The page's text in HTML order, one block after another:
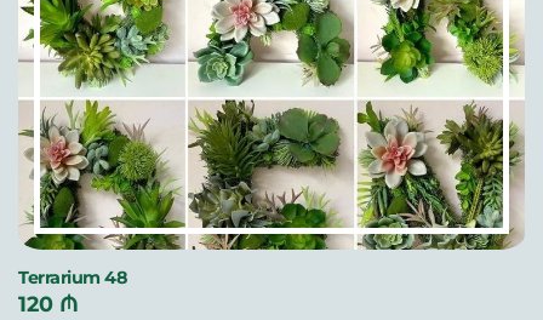
Terrarium 48
120 ₼